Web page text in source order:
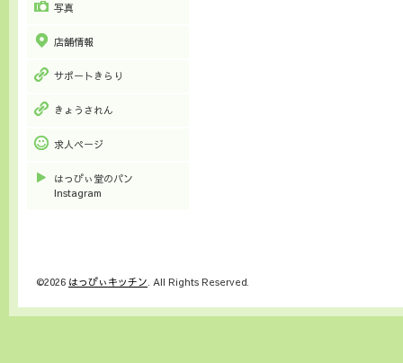
写真
店舗情報
サポートきらり
きょうされん
求人ページ
はっぴぃ堂のパン
Instagram
©2026 はっぴぃキッチン. All Rights Reserved.